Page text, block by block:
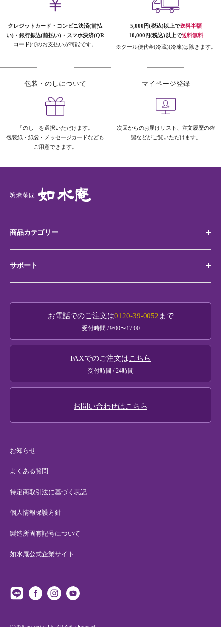
クレジットカード・コンビニ決済(前払
い)・銀行振込(前払い)・スマホ決済(QR
コード)でのお支払いが可能です。
5,000円(税込)以上で送料半額
10,000円(税込)以上で送料無料
※クール便代金(冷蔵)(冷凍)は除きます。
包装・のしについて
「のし」を選択いただけます。
包装紙・紙袋・メッセージカードなども
ご用意できます。
マイページ登録
次回からのお届けリスト、注文履歴の確
認などがご覧いただけます。
商品カテゴリー
代表銘菓 筑紫もち
サポート
お買い物ガイド
法人様・大口注文
お知らせ
よくある質問
特定商取引法に基づく表記
個人情報保護方針
製造所固有記号について
如水庵公式企業サイト
お電話でのご注文は0120-39-0052 まで
受付時間 / 9:00〜17:00
FAXでのご注文はこちら
受付時間 / 24時間
お問い合わせはこちら